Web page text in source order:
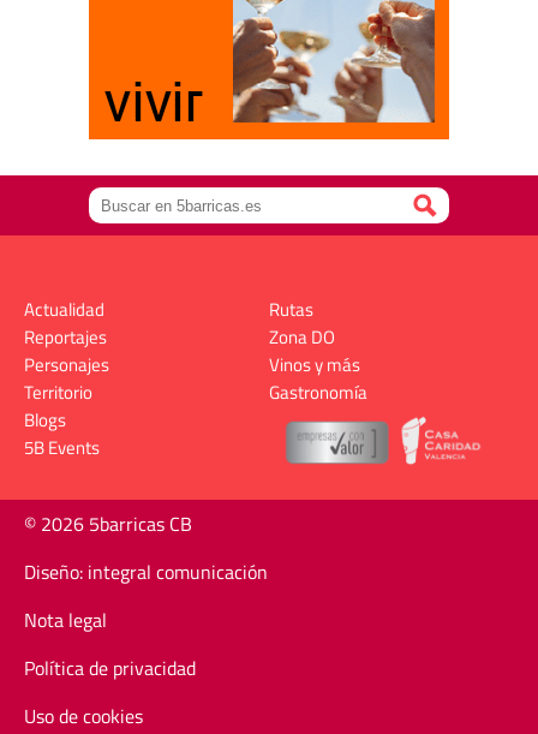
Actualidad
Reportajes
Personajes
Territorio
Rutas
Zona DO
Vinos y más
Gastronomía
Blogs
5B Events
© 2026 5barricas CB
Diseño: integral comunicación
Nota legal
Política de privacidad
Uso de cookies